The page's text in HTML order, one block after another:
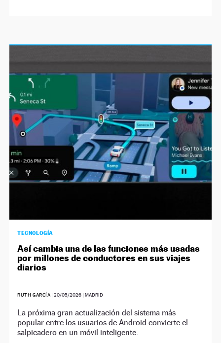
TECNOLOGÍA
Así cambia una de las funciones más usadas
por millones de conductores en sus viajes
diarios
RUTH GARCÍA |20/05/2026 | MADRID
La próxima gran actualización del sistema más
popular entre los usuarios de Android convierte el
salpicadero en un móvil inteligente.